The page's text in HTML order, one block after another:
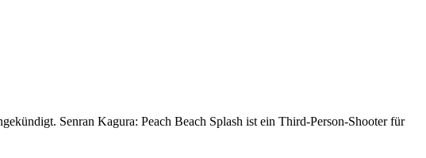
Senran Kagura: Peach Beach Splash ist ein Third-Person-Shooter für